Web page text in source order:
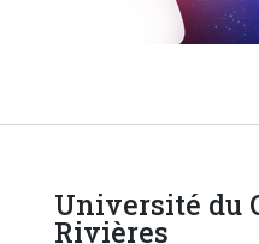
Université du
Rivières